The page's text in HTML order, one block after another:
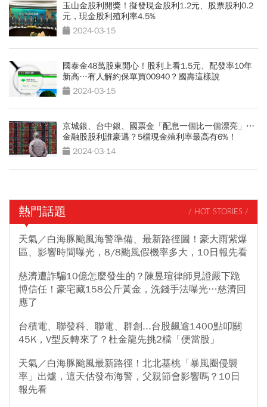
玉山金股利開獎！擬發現金股利1.2元、股票股利0.2
元，現金股利殖利率4.5%
2024-03-15
國泰金48萬股東開心！股利上看1.5元、配發率10年
新高…有人解約保單買00940？國壽這樣說
2024-03-15
京城銀、台中銀、國票金「配息一個比一個漂亮」⋯
金融股股利誰豪邁？5檔現金殖利率最高有6%！
2024-03-14
熱門話題 / HOT STORIES /
天氣／白海豚颱風海警準備、最新路徑圖！豪大雨紫爆
區、影響時間曝光，8/8颱風假機率多大，10日報先看
慈濟遭詐騙10億怎麼發生的？陳昱瑄律師見證嚴下跪
博信任！豪宅藏158公斤黃金，洗錢手法曝光…慈濟回
應了
台積電、聯發科、聯電、群創...台股飆逾1400點叩關
45K，V型反轉來了？杜金龍先挑2檔「便當股」
天氣／白海豚颱風最新路徑！北北基桃「暴風圈侵襲
率」出爐，這天估發布海警，父親節會影響嗎？10日
報先看